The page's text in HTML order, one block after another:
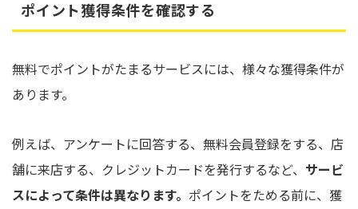
ポイント獲得条件を確認する
無料でポイントがたまるサービスには、様々な獲得条件が
あります。
例えば、アンケートに回答する、無料会員登録をする、店
舗に来店する、クレジットカードを発行するなど、 サービ
スによって条件は異なります。 ポイントをためる前に、獲